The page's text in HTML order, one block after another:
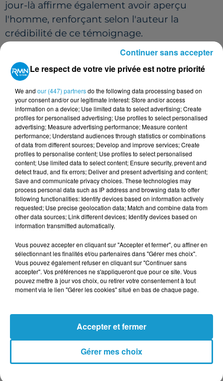
jour-là affirme également avoir aperçu
l'homme, renforçant selon l'auteur la
crédibilité de ce témoignage.
UN ITINÉRAIRE QUI MÈNERAIT
JUSQU'EN ITALIE
Selon la reconstitution proposée par Romain
Puertolas, Xavier Dupont de Ligonnès aurait
d'abord séjourné dans un camping du Var
avant d'être aperçu dans une pizzeria à Nice.
L'auteur évoque ensuite un témoignage déjà
connu d'un couple de restaurateurs français
installés à Mondovi, dans le Piémont italien.
Ces derniers avaient déclaré avoir accueilli
Xavier Dupont de Ligonnès dans leur
établissement le 6 mai 2011.
ainsi l'hypothèse d'une fuite vers l'Italie,
plutôt qu'un départ vers les États-Unis, autre
théorie régulièrement avancée au fil des
années.
DES INDICES, MAIS AUCUNE PREUVE
Romain Puertolas reconnaît lui-même les
limites de son enquête. Les éléments qu'il
présente reposent uniquement sur des
Le respect de votre vie privée est notre priorité
We and our (447) partnersdo the following data processing based on
your consent and/or our legitimate interest: Store and/or access
information on a device; Use limited data to select advertising; Create
profiles for personalised advertising; Use profiles to select personalised
advertising; Measure advertising performance; Measure content
performance; Understand audiences through statistics or combinations
of data from different sources; Develop and improve services; Create
profiles to personalise content; Use profiles to select personalised
content; Use limited data to select content; Ensure security, prevent and
detect fraud, and fix errors; Deliver and present advertising and content;
Save and communicate privacy choices. These technologies may
process personal data such as IP address and browsing data to offer
following functionalities: Identify devices based on information actively
requested; Use precise geolocation data; Match and combine data from
other data sources; Link different devices; Identify devices based on
information transmitted automatically.
Vous pouvez accepter en cliquant sur "Accepter et fermer", ou affiner en
sélectionnant les finalités et/ou partenaires dans "Gérer mes choix".
Vous pouvez également refuser en cliquant sur "Continuer sans
accepter". Vos préférences ne s'appliqueront que pour ce site. Vous
pouvez mettre à jour vos choix, ou retirer votre consentement à tout
moment via le lien "Gérer les cookies" situé en bas de chaque page.
Gérer mes choix
Accepter et fermer
Continuer sans accepter